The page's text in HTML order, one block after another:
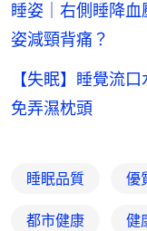
睡姿｜右側睡降
姿減頸背痛？
【失眠】睡覺流
免弄濕枕頭
睡眠品質 優
都市健康 健